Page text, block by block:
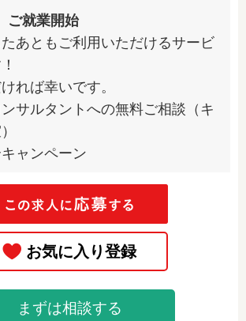
ご就業開始
あともご利用いただけるサービ
れば幸いです。
ンサルタントへの無料ご相談（キ
ャンペーン
まずは相談する